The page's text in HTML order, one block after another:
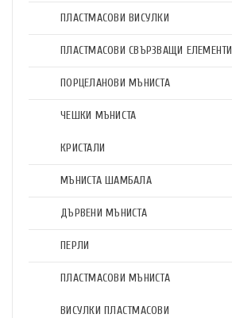
ПЛАСТМАСОВИ ВИСУЛКИ
ПЛАСТМАСОВИ СВЪРЗВАЩИ ЕЛЕМЕНТИ
ПОРЦЕЛАНОВИ МЪНИСТА
ЧЕШКИ МЪНИСТА
КРИСТАЛИ
МЪНИСТА ШАМБАЛА
ДЪРВЕНИ МЪНИСТА
ПЕРЛИ
ПЛАСТМАСОВИ МЪНИСТА
ВИСУЛКИ ПЛАСТМАСОВИ